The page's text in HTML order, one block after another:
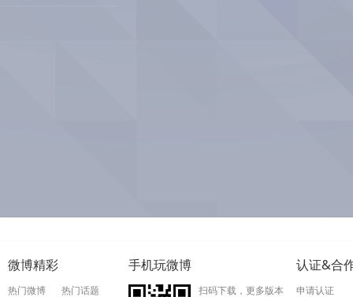
微博精彩
热门微博 热门话题
手机玩微博
扫码下载，更多版本
认证&合
申请认证